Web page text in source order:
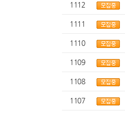
1112
1111
1110
1109
1108
1107